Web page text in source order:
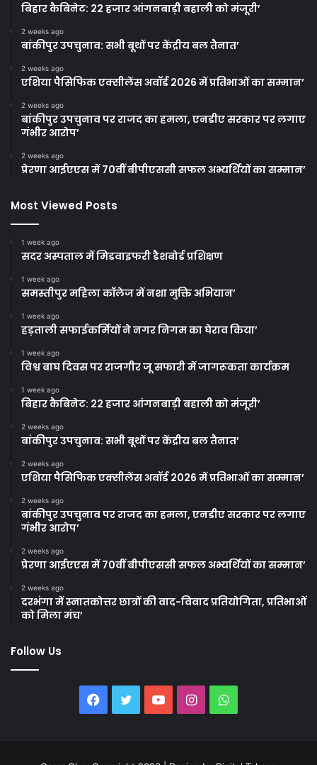
बिहार कैबिनेट: 22 हजार आंगनबाड़ी बहाली को मंजूरी’
2 weeks ago
बांकीपुर उपचुनाव: सभी बूथों पर केंद्रीय बल तैनात’
2 weeks ago
एशिया पैसिफिक एक्सीलेंस अवॉर्ड 2026 में प्रतिभाओं का सम्मान’
2 weeks ago
बांकीपुर उपचुनाव पर राजद का हमला, एनडीए सरकार पर लगाए
गंभीर आरोप’
2 weeks ago
प्रेरणा आईएएस में 70वीं बीपीएससी सफल अभ्यर्थियों का सम्मान’
Most Viewed Posts
1 week ago
सदर अस्पताल में मिडवाइफरी डैशबोर्ड प्रशिक्षण
1 week ago
समस्तीपुर महिला कॉलेज में नशा मुक्ति अभियान’
1 week ago
हड़ताली सफाईकर्मियों ने नगर निगम का घेराव किया’
1 week ago
विश्व बाघ दिवस पर राजगीर जू सफारी में जागरूकता कार्यक्रम
1 week ago
बिहार कैबिनेट: 22 हजार आंगनबाड़ी बहाली को मंजूरी’
2 weeks ago
बांकीपुर उपचुनाव: सभी बूथों पर केंद्रीय बल तैनात’
2 weeks ago
एशिया पैसिफिक एक्सीलेंस अवॉर्ड 2026 में प्रतिभाओं का सम्मान’
2 weeks ago
बांकीपुर उपचुनाव पर राजद का हमला, एनडीए सरकार पर लगाए
गंभीर आरोप’
2 weeks ago
प्रेरणा आईएएस में 70वीं बीपीएससी सफल अभ्यर्थियों का सम्मान’
2 weeks ago
दरभंगा में स्नातकोत्तर छात्रों की वाद-विवाद प्रतियोगिता, प्रतिभाओं
को मिला मंच’
Follow Us
Facebook
TwitterYouTubeInstagramWhatsApp